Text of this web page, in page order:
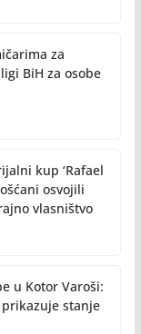
za
BiH za osobe
kup ‘Rafael
osvojili
vlasništvo
u Kotor Varoši:
stanje